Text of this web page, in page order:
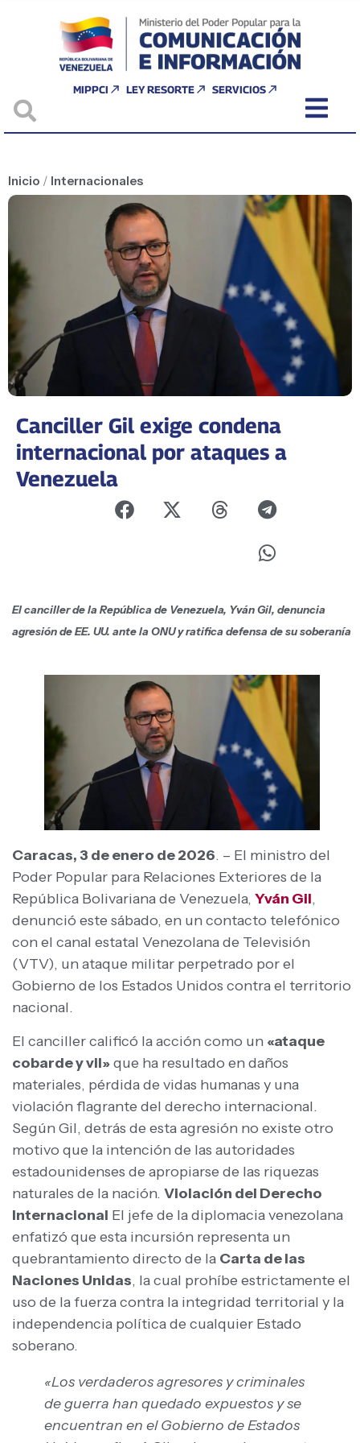
MIPPCI LEY RESORTE SERVICIOS
Inicio / Internacionales
Canciller Gil exige condena
internacional por ataques a
Venezuela
El canciller de la República de Venezuela, Yván Gil, denuncia
agresión de EE. UU. ante la ONU y ratifica defensa de su soberanía
Caracas, 3 de enero de 2026. – El ministro del
Poder Popular para Relaciones Exteriores de la
República Bolivariana de Venezuela, Yván Gil,
denunció este sábado, en un contacto telefónico
con el canal estatal Venezolana de Televisión
(VTV), un ataque militar perpetrado por el
Gobierno de los Estados Unidos contra el territorio
nacional. ​
El canciller calificó la acción como un «ataque
cobarde y vil»que ha resultado en daños
materiales, pérdida de vidas humanas y una
violación flagrante del derecho internacional.
Según Gil, detrás de esta agresión no existe otro
motivo que la intención de las autoridades
estadounidenses de apropiarse de las riquezas
naturales de la nación. ​ Violación del Derecho
Internacional ​El jefe de la diplomacia venezolana
enfatizó que esta incursión representa un
quebrantamiento directo de la Carta de las
Naciones Unidas, la cual prohíbe estrictamente el
uso de la fuerza contra la integridad territorial y la
independencia política de cualquier Estado
soberano.
«Los verdaderos agresores y criminales
de guerra han quedado expuestos y se
encuentran en el Gobierno de Estados